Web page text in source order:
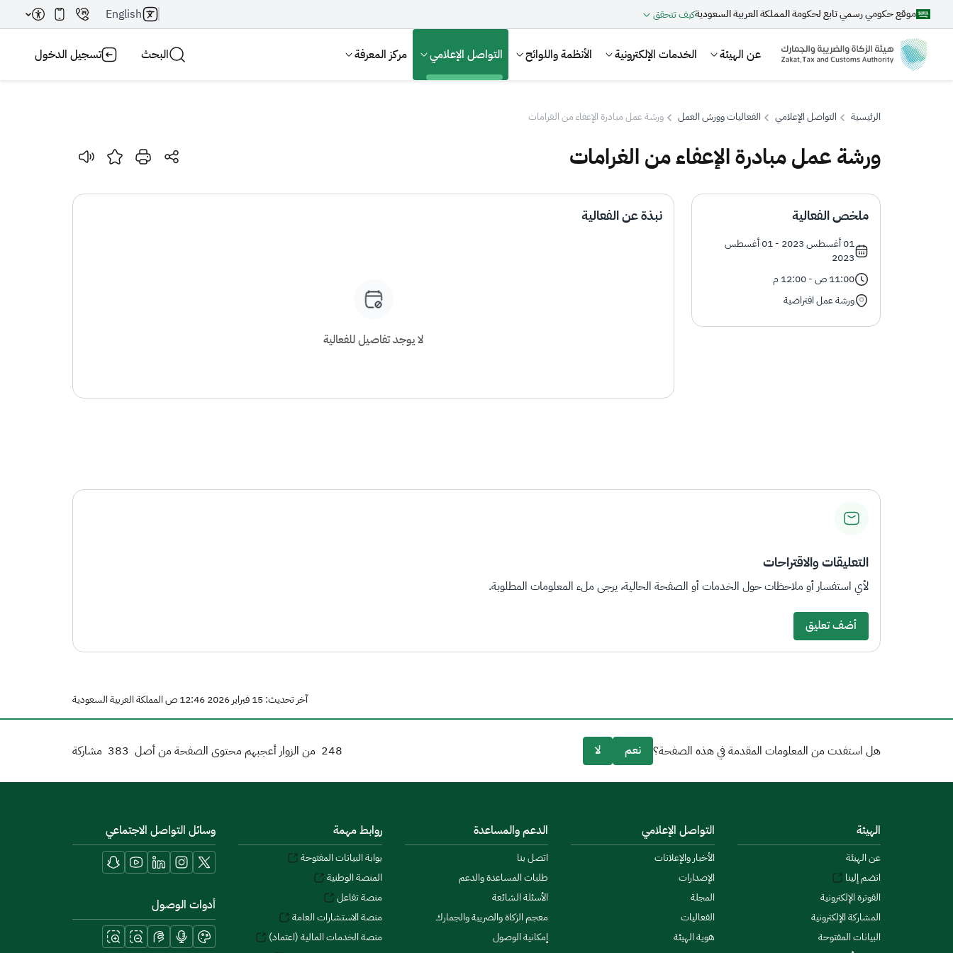
موقع حكومي رسمي تابع لحكومة المملكة العربية السعوديةكيف تتحقق English
عن الهيئة الخدمات الإلكترونية الأنظمة واللوائح التواصل الإعلامي مركز المعرفة البحث تسجيل الدخول
بحث
اقتراحات
الزكاة
الرئيسية التواصل الإعلامي الفعاليات وورش العمل ورشة عمل مبادرة الإعفاء من الغرامات
ورشة عمل مبادرة الإعفاء من الغرامات
ملخص الفعالية
01 أغسطس 2023 - 01 أغسطس
2023
11:00 ص - 12:00 م
ورشة عمل افتراضية
نبذة عن الفعالية
لا يوجد تفاصيل للفعالية
التعليقات والاقتراحات
لأي استفسار أو ملاحظات حول الخدمات أو الصفحة الحالية، يرجى ملء المعلومات المطلوبة.
أضف تعليق
آخر تحديث: 15 فبراير 2026 12:46 ص المملكة العربية السعودية
248 من الزوار أعجبهم محتوى الصفحة من أصل 383 مشاركة هل استفدت من المعلومات المقدمة في هذه الصفحة؟ نعم لا
الهيئة
عن الهيئة
انضم إلينا
الفوترة الإلكترونية
المشاركة الإلكترونية
البيانات المفتوحة
التواصل الإعلامي
الأخبار والإعلانات
الإصدارات
المجلة
الفعاليات
هوية الهيئة
الدعم والمساعدة
اتصل بنا
طلبات المساعدة والدعم
الأسئلة الشائعة
معجم الزكاة والضريبة والجمارك
إمكانية الوصول
روابط مهمة
بوابة البيانات المفتوحة
المنصة الوطنية
منصة تفاعل
منصة الاستشارات العامة
منصة الخدمات المالية (اعتماد)
وسائل التواصل الاجتماعي
أدوات الوصول